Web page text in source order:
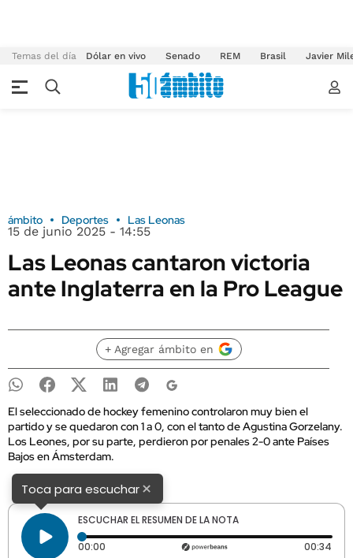
Temas del día Dólar en vivo Senado REM Brasil Javier
ámbito Deportes Las Leonas
15 de junio 2025 - 14:55
Las Leonas cantaron victoria
ante Inglaterra en la Pro League
+ Agregar ámbito en
El seleccionado de hockey femenino controlaron muy bien el
partido y se quedaron con 1 a 0, con el tanto de Agustina Gorzelany.
Los Leones, por su parte, perdieron por penales 2-0 ante Países
Bajos en Ámsterdam.
Toca para escuchar×
ESCUCHAR EL RESUMEN DE LA NOTA
00:00 Tiempo transcurrido: 0 segundos 00:34